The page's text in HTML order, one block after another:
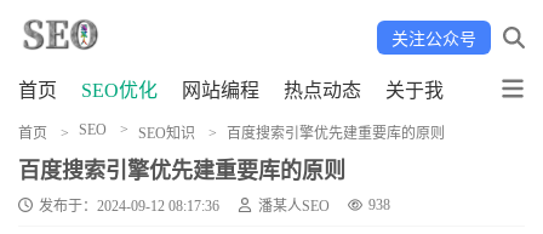
关注公众号
首页 SEO优化 网站编程 热点动态 关于我
首页 SEO SEO知识 百度搜索引擎优先建重要库的原则
百度搜索引擎优先建重要库的原则
发布于：2024-09-12 08:17:36 潘某人SEO 938